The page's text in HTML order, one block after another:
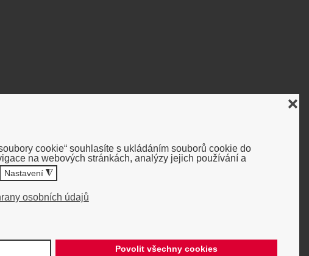
cookie“ souhlasíte s ukládáním souborů cookie do
na webových stránkách, analýzy jejich používání a
Nastavení ◮
osobních údajů
Povolit všechny cookies
❌